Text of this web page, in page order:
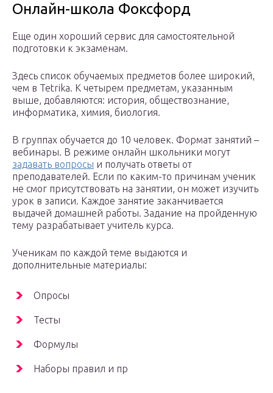
Онлайн-школа Фоксфорд
Еще один хороший сервис для самостоятельной
подготовки к экзаменам.
Здесь список обучаемых предметов более широкий,
чем в Tetrika. К четырем предметам, указанным
выше, добавляются: история, обществознание,
информатика, химия, биология.
В группах обучается до 10 человек. Формат занятий –
вебинары. В режиме онлайн школьники могут
задавать вопросы и получать ответы от
преподавателей. Если по каким-то причинам ученик
не смог присутствовать на занятии, он может изучить
урок в записи. Каждое занятие заканчивается
выдачей домашней работы. Задание на пройденную
тему разрабатывает учитель курса.
Ученикам по каждой теме выдаются и
дополнительные материалы:
Опросы
Тесты
Формулы
Наборы правил и пр